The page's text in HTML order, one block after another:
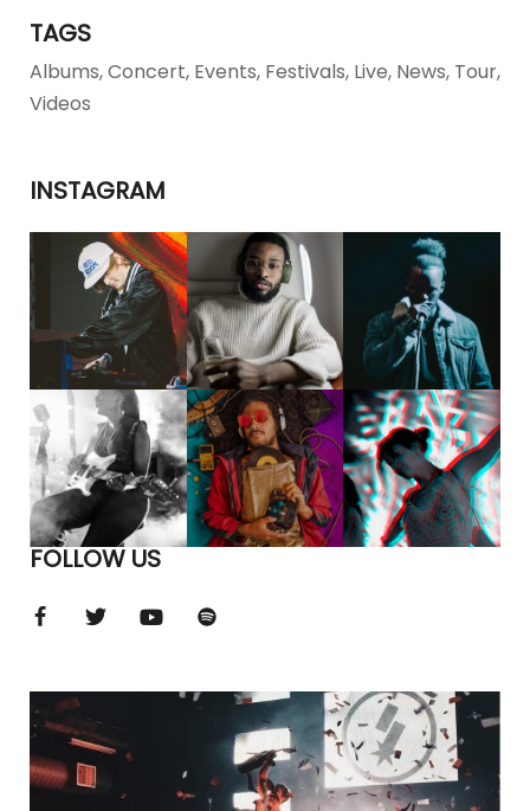
TAGS
Albums Concert Events Festivals Live News Tour
Videos
INSTAGRAM
FOLLOW US